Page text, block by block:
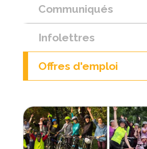
Communiqués
Infolettres
Offres d'emploi